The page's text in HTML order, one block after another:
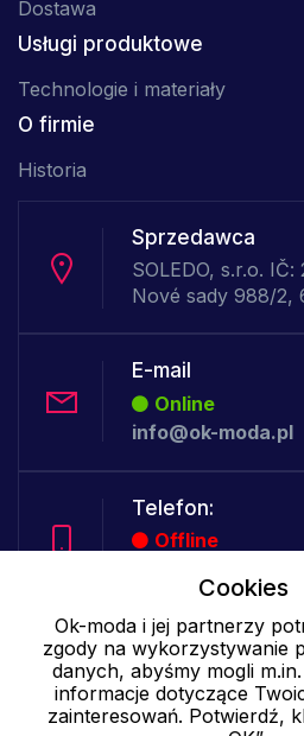
Dostawa
Usługi produktowe
Technologie i materiały
O firmie
Historia
Sprzedawca
SOLEDO, s.r.o.
Nové sady 988/2,
E-mail
Online
info@ok-moda.pl
Telefon:
Offline
Cookies - szczegółowe ustawienia|
prywatności
Cookies
Ok-moda i jej partnerzy
zgody na wykorzystywanie
danych, abyśmy mogli
informacje dotyczące
zainteresowań. Potwierdź,